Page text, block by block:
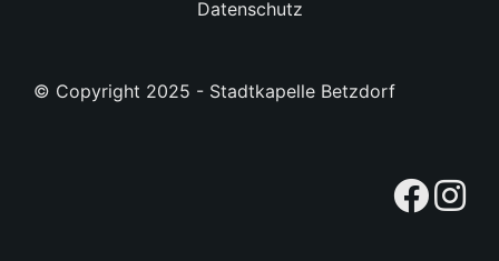
Datenschutz
© Copyright 2025 - Stadtkapelle Betzdorf